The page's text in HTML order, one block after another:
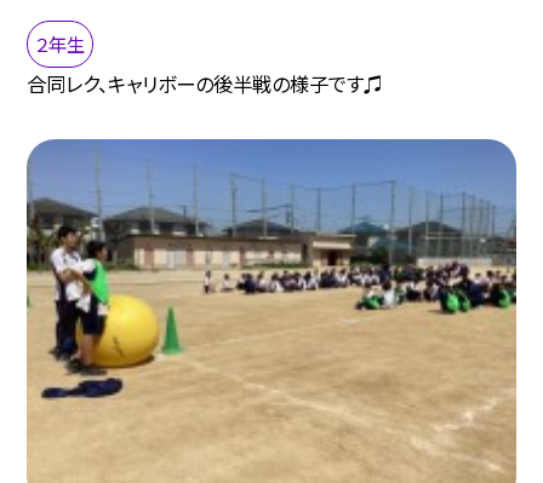
２年生
合同レク、キャリボーの後半戦の様子です♫